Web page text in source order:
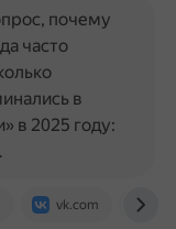
vk.com
почему
часто
в
в 2025 году: